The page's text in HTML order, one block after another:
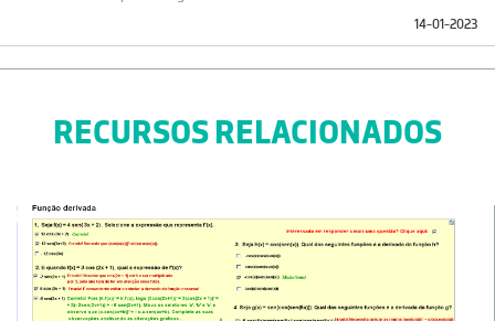
14-01-2023
RECURSOS RELACIONADOS